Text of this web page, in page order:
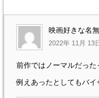
映画好きな名
2022年 11月 13日
前作ではノーマルだっ
例えあったとしてもバ